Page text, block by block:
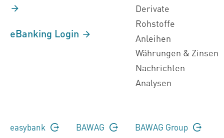
eBanking Login
Derivate
Rohstoffe
Anleihen
Währungen & Zinsen
Nachrichten
Analysen
easybank BAWAG BAWAG Group